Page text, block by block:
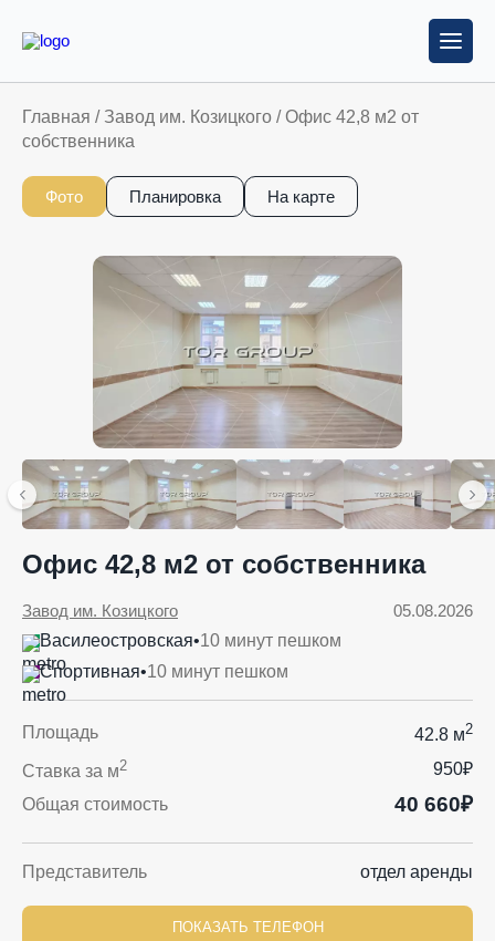
Главная / Завод им. Козицкого /Офис 42,8 м2 от
собственника
Фото Планировка На карте
Офис 42,8 м2 от собственника
05.08.2026
Завод им. Козицкого
Василеостровская•10 минут пешком
Спортивная•10 минут пешком
Площадь 42.8 м2
Ставка за м2
950₽
Общая стоимость
40 660₽
Представитель отдел аренды
ПОКАЗАТЬ ТЕЛЕФОН